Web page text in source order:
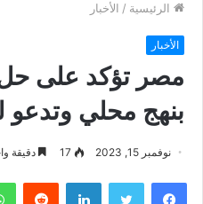
الرئيسية / الأخبار
الأخبار
مصر تؤكد على
بنهج محلي وتدعو
نوفمبر 15, 2023 17 دقيقة
فيسبوك تويتر لينكدإن